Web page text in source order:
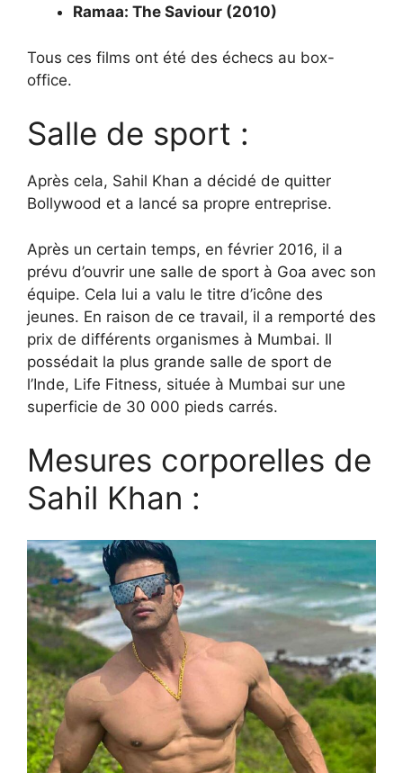
Ramaa: The Saviour (2010)
Tous ces films ont été des échecs au box-
office.
Salle de sport :
Après cela, Sahil Khan a décidé de quitter
Bollywood et a lancé sa propre entreprise.
Après un certain temps, en février 2016, il a
prévu d’ouvrir une salle de sport à Goa avec son
équipe. Cela lui a valu le titre d’icône des
jeunes. En raison de ce travail, il a remporté des
prix de différents organismes à Mumbai. Il
possédait la plus grande salle de sport de
l’Inde, Life Fitness, située à Mumbai sur une
superficie de 30 000 pieds carrés.
Mesures corporelles de
Sahil Khan :